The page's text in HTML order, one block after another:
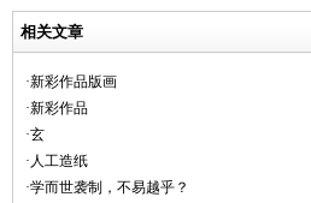
相关文章
·新彩作品版画
·新彩作品
·玄
·人工造纸
·学而世袭制，不易越乎？